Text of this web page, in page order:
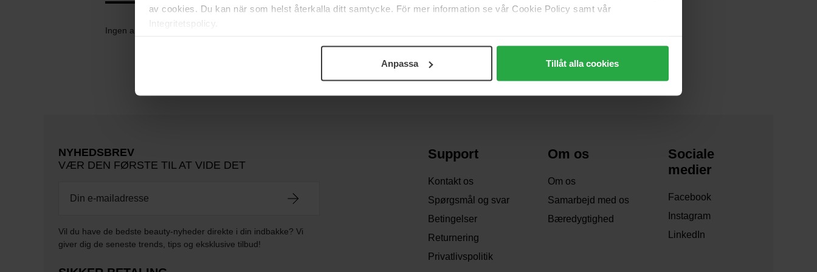
av cookies. Du kan när som helst återkalla ditt samtycke. För mer information se vår Cookie Policy samt vår
Integritetspolicy.
Anpassa Tillåt alla cookies
Ingen anmeldelser endnu
NYHEDSBREV
VÆR DEN FØRSTE TIL AT VIDE DET
Vil du have de bedste beauty-nyheder direkte i din indbakke? Vi
giver dig de seneste trends, tips og eksklusive tilbud!
Support
Kontakt os
Spørgsmål og svar
Betingelser
Returnering
Privatlivspolitik
Om os
Om os
Samarbejd med os
Bæredygtighed
Sociale
medier
Facebook
Instagram
LinkedIn